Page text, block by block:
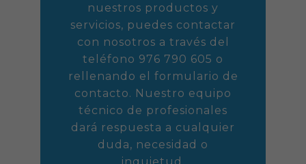
nuestros productos y
servicios, puedes contactar
con nosotros a través del
teléfono 976 790 605 o
rellenando el formulario de
contacto. Nuestro equipo
técnico de profesionales
dará respuesta a cualquier
duda, necesidad o
inquietud.